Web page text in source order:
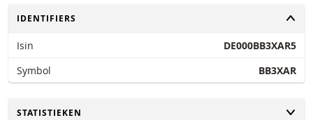
TOGGLE
IDENTIFIERS
Isin
DE000BB3XAR5
Symbol
BB3XAR
TOGGLE
STATISTIEKEN